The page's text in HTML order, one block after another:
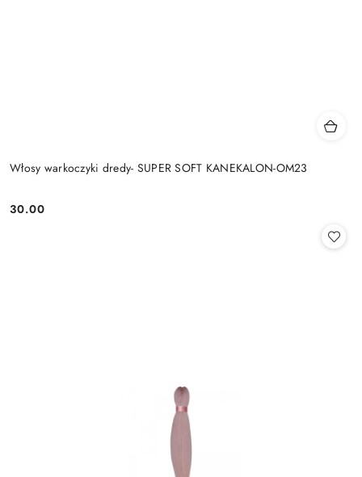
Włosy warkoczyki dredy- SUPER SOFT KANEKALON-OM23
Cena:
30.00